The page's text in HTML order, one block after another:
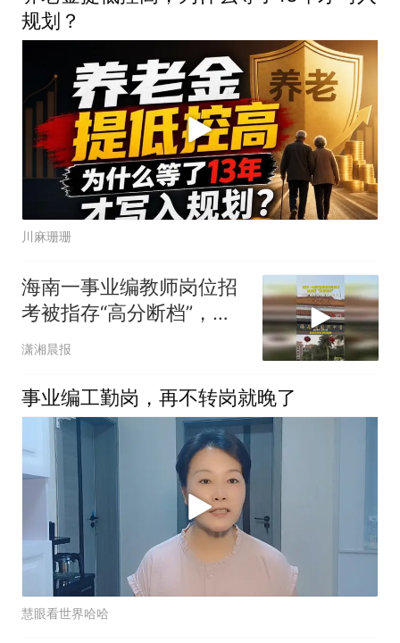
规划？
川麻珊珊
海南一事业编教师岗位招
考被指存“高分断档”，学
校：考生如有异议，可提
潇湘晨报
事业编工勤岗，再不转岗就晚了
慧眼看世界哈哈